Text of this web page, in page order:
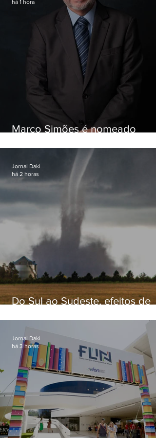
Marco Simões é nomeado
há 1 hora
Do Sul ao Sudeste, efeitos de
apreensão na população
Jornal Daki
há 2 horas
Jornal Daki
há 3 horas